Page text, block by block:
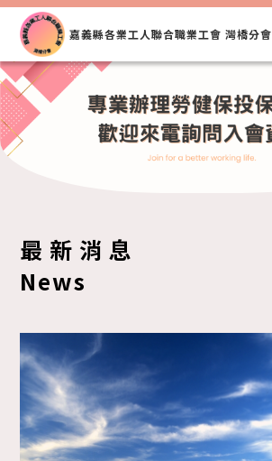
嘉義縣各業工人聯合職業工會 灣橋分會
最新消息
News